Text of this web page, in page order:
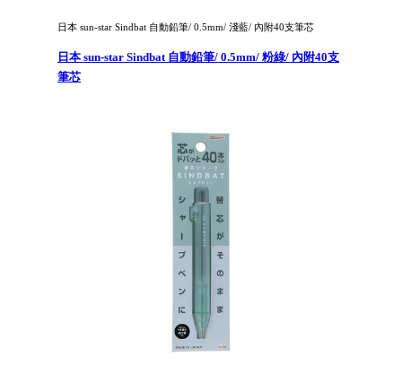
日本 sun-star Sindbat 自動鉛筆/ 0.5mm/ 淺藍/ 內附40支筆芯
日本 sun-star Sindbat 自動鉛筆/ 0.5mm/ 粉綠/ 內附40支
筆芯